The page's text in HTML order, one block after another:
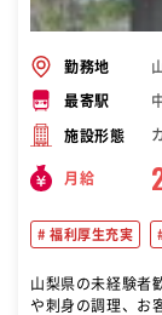
勤務地
最寄駅
施設形態
月給
福利厚生充実
山梨県の未経験者歓
や刺身の調理、お客様へ提供 外出自粛の影